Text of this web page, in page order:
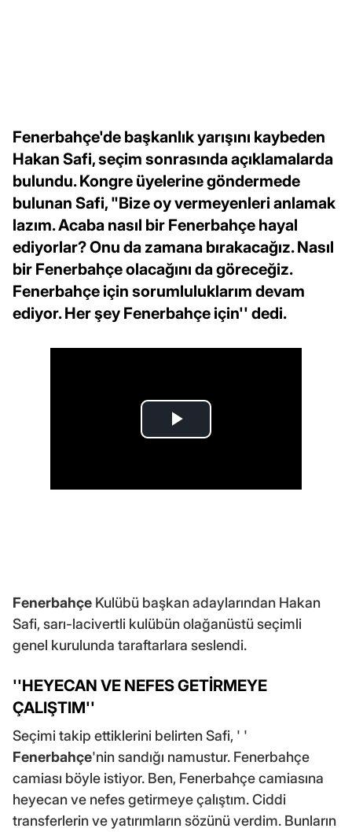
Fenerbahçe'de başkanlık yarışını kaybeden
Hakan Safi, seçim sonrasında açıklamalarda
bulundu. Kongre üyelerine göndermede
bulunan Safi, "Bize oy vermeyenleri anlamak
lazım. Acaba nasıl bir Fenerbahçe hayal
ediyorlar? Onu da zamana bırakacağız. Nasıl
bir Fenerbahçe olacağını da göreceğiz.
Fenerbahçe için sorumluluklarım devam
ediyor. Her şey Fenerbahçe için'' dedi.
Fenerbahçe Kulübü başkan adaylarından Hakan
Safi, sarı-lacivertli kulübün olağanüstü seçimli
genel kurulunda taraftarlara seslendi.
''HEYECAN VE NEFES GETİRMEYE
ÇALIŞTIM''
Seçimi takip ettiklerini belirten Safi, ' '
Fenerbahçe'nin sandığı namustur. Fenerbahçe
camiası böyle istiyor. Ben, Fenerbahçe camiasına
heyecan ve nefes getirmeye çalıştım. Ciddi
transferlerin ve yatırımların sözünü verdim. Bunların